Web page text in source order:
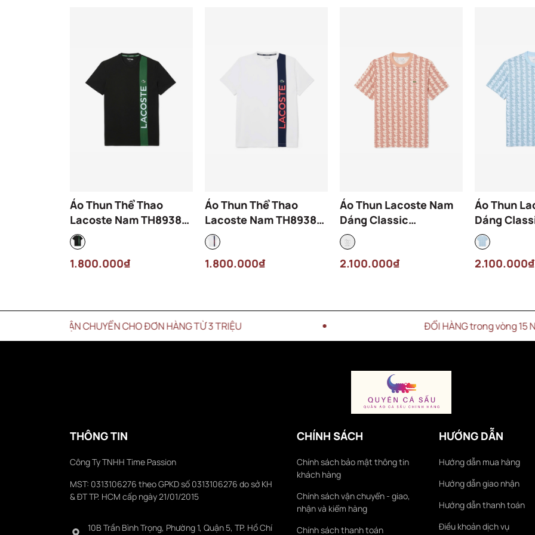
Áo Thun Thể Thao
Lacoste Nam TH8938-
00-GI8 Màu Đen
1.800.000₫
Áo Thun Thể Thao
Lacoste Nam TH8938-
00-HI1 Màu Trắng
1.800.000₫
Áo Thun Lacoste Nam
Dáng Classic
Monogram TH2831-00-
HDI Màu Cam Nâu
2.100.000₫
Áo Thun
Dáng
Monogram
HIO Màu
2.100.000₫
VẬN CHUYỂN CHO ĐƠN HÀNG TỪ 3 TRIỆU ĐỔI HÀNG trong vòng 15 NGÀY
THÔNG TIN
Công Ty TNHH Time Passion
MST: 0313106276 theo GPKD số 0313106276 do sở KH
& ĐT TP. HCM cấp ngày 21/01/2015
10B Trần Bình Trọng, Phường 1, Quận 5, TP. Hồ Chí
CHÍNH SÁCH
Chính sách bảo mật thông tin
khách hàng
Chính sách vận chuyển - giao,
nhận và kiểm hàng
Chính sách thanh toán
HƯỚNG DẪN
Hướng dẫn mua hàng
Hướng dẫn giao nhận
Hướng dẫn thanh toán
Điều khoản dịch vụ